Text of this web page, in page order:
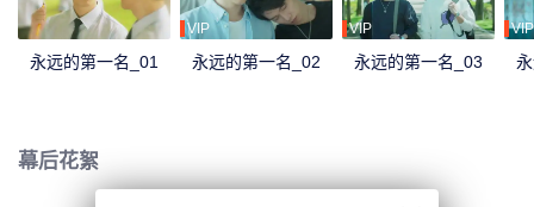
仕德就是没好事！ 他不知道天地那么大，为何到哪高仕德总跟着他。那个人
说...「我一直看着你」，是要看到什么时候才肯放过他？
永远的第一名_01
VIP
永远的第一名_02
VIP
永远的第一名_03
VIP
幕后花絮